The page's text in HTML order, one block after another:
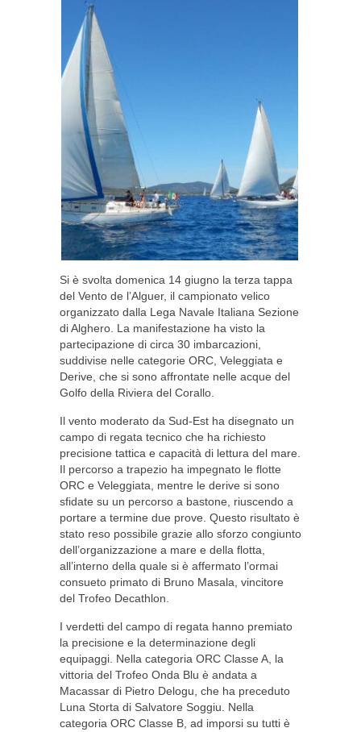
Si è svolta domenica 14 giugno la terza tappa
del Vento de l’Alguer, il campionato velico
organizzato dalla Lega Navale Italiana Sezione
di Alghero. La manifestazione ha visto la
partecipazione di circa 30 imbarcazioni,
suddivise nelle categorie ORC, Veleggiata e
Derive, che si sono affrontate nelle acque del
Golfo della Riviera del Corallo.
Il vento moderato da Sud-Est ha disegnato un
campo di regata tecnico che ha richiesto
precisione tattica e capacità di lettura del mare.
Il percorso a trapezio ha impegnato le flotte
ORC e Veleggiata, mentre le derive si sono
sfidate su un percorso a bastone, riuscendo a
portare a termine due prove. Questo risultato è
stato reso possibile grazie allo sforzo congiunto
dell’organizzazione a mare e della flotta,
all’interno della quale si è affermato l’ormai
consueto primato di Bruno Masala, vincitore
del Trofeo Decathlon.
I verdetti del campo di regata hanno premiato
la precisione e la determinazione degli
equipaggi. Nella categoria ORC Classe A, la
vittoria del Trofeo Onda Blu è andata a
Macassar di Pietro Delogu, che ha preceduto
Luna Storta di Salvatore Soggiu. Nella
categoria ORC Classe B, ad imporsi su tutti è